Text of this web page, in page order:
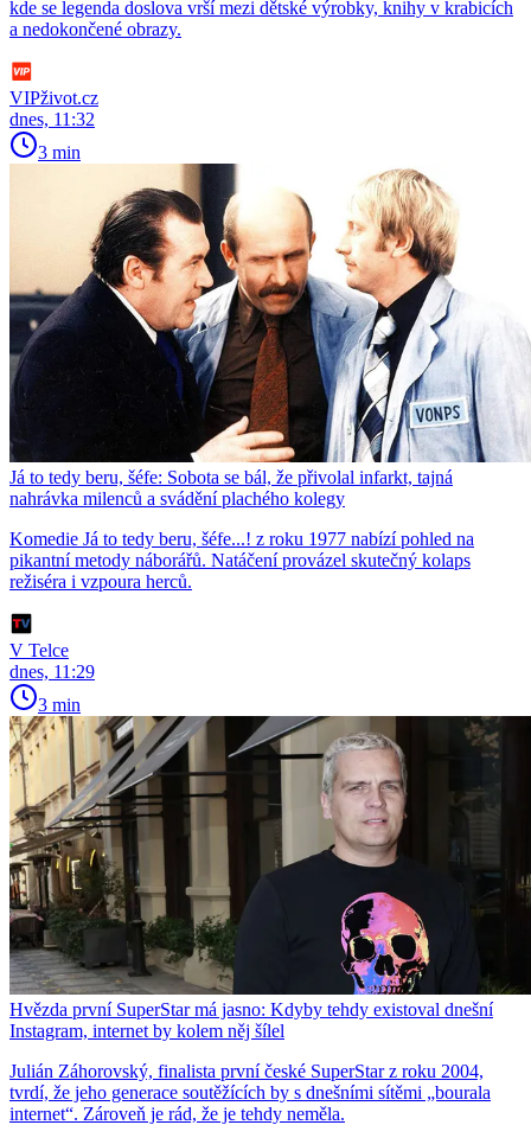
kde se legenda doslova vrší mezi dětské výrobky, knihy v krabicích
a nedokončené obrazy.
VIPživot.cz
dnes, 11:32
3 min
Já to tedy beru, šéfe: Sobota se bál, že přivolal infarkt, tajná
nahrávka milenců a svádění plachého kolegy
Komedie Já to tedy beru, šéfe...! z roku 1977 nabízí pohled na
pikantní metody náborářů. Natáčení provázel skutečný kolaps
režiséra i vzpoura herců.
V Telce
dnes, 11:29
3 min
Hvězda první SuperStar má jasno: Kdyby tehdy existoval dnešní
Instagram, internet by kolem něj šílel
Julián Záhorovský, finalista první české SuperStar z roku 2004,
tvrdí, že jeho generace soutěžících by s dnešními sítěmi „bourala
internet“. Zároveň je rád, že je tehdy neměla.